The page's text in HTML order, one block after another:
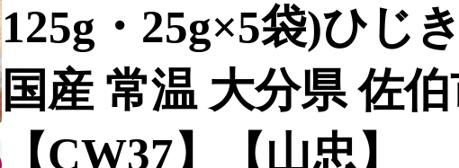
125g・25g×5袋)ひじ
国産 常温 大分県 佐
【CW37】【山忠】